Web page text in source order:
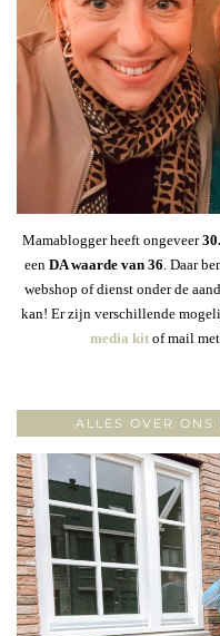
Mamablogger heeft ongeveer30
een DA waarde van 36. Daar
webshop of dienst onder de
kan! Er zijn verschillende
media kitof mail
ALLES OVER